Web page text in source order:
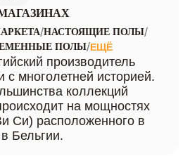
/НАСТОЯЩИЕ ПОЛЫ/
ПОЛЫ/ЕЩЁ
производитель
с многолетней историей.
коллекций
на мощностях
Си) расположенного в
Бельгии.